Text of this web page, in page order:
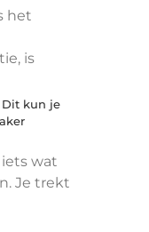
het
is
Dit kun je
wat
Je trekt